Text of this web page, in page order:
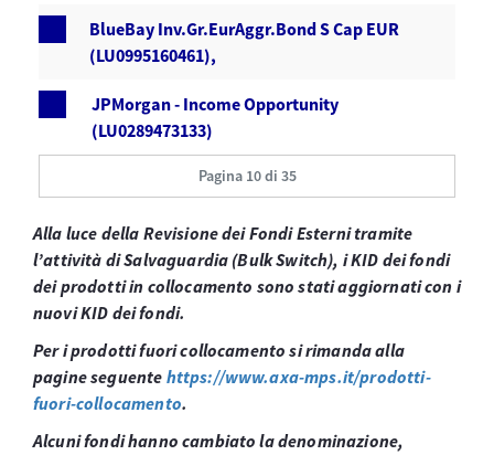
BlueBay Inv.Gr.EurAggr.Bond S Cap EUR
(LU0995160461),
JPMorgan - Income Opportunity
(LU0289473133)
Pagina 10 di 35
Alla luce della Revisione dei Fondi Esterni tramite
l’attività di Salvaguardia (Bulk Switch), i KID dei fondi
dei prodotti in collocamento sono stati aggiornati con i
nuovi KID dei fondi.
Per i prodotti fuori collocamento si rimanda alla
pagine seguente https://www.axa-mps.it/prodotti-
fuori-collocamento.
Alcuni fondi hanno cambiato la denominazione,